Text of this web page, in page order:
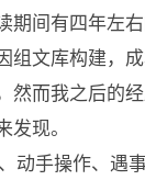
期间有四年左
组文库构建，
然而我之后的
现。
手操作、遇